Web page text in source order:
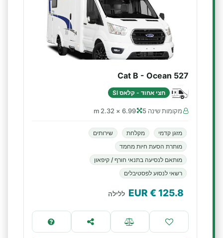
Cat B - Ocean 527
חצי אחוד - קלאס SI
מקומות שינה 5 6.99 × 2.32 m
מזגן קדמי מקלחת
שירותים
מותרת הסעת חיות מחמד
מותאם לנסיעה בתנאי חורף / קיפאון
רשאי לנסוע לפסטיבלים
125.8
€ EUR ללילה